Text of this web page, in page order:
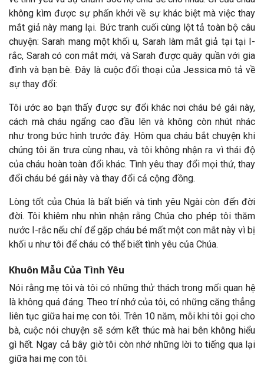
không kìm được sự phấn khởi về sự khác biệt mà việc thay
mắt giả này mang lại. Bức tranh cuối cùng lột tả toàn bộ câu
chuyện: Sarah mang một khối u, Sarah làm mắt giả tại tại I-
rắc, Sarah có con mắt mới, và Sarah được quây quần với gia
đình và bạn bè. Đây là cuộc đối thoại của Jessica mô tả về
sự thay đổi:
Tôi ước ao bạn thấy được sự đổi khác nơi cháu bé gái này,
cách mà cháu ngẩng cao đầu lên và không còn nhút nhác
như trong bức hình trước đây. Hôm qua cháu bắt chuyện khi
chúng tôi ăn trưa cùng nhau, và tôi không nhận ra vì thái độ
của cháu hoàn toàn đổi khác. Tình yêu thay đổi mọi thứ, thay
đổi cháu bé gái này và thay đổi cả cộng đồng.
Lòng tốt của Chúa là bất biến và tình yêu Ngài còn đến đời
đời. Tôi khiêm nhu nhìn nhận rằng Chúa cho phép tôi thăm
nước I-rắc nếu chỉ để gặp cháu bé mất một con mắt này vì bị
khối u như tôi để cháu có thể biết tình yêu của Chúa.
Khuôn Mẫu Của Tình Yêu
Nói rằng mẹ tôi và tôi có những thử thách trong mối quan hệ
là không quá đáng. Theo trí nhớ của tôi, có những căng thẳng
liên tục giữa hai mẹ con tôi. Trên 10 năm, mỗi khi tôi gọi cho
bà, cuộc nói chuyện sẽ sớm kết thúc mà hai bên không hiểu
gì hết. Ngay cả bây giờ tôi còn nhớ những lời to tiếng qua lại
giữa hai mẹ con tôi.